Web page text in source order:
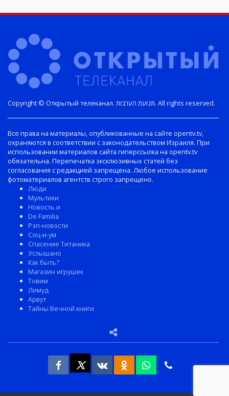
Copyright © Открытый телеканал. תנועת הערבות. All rights reserved.
Все права на материалы, опубликованные на сайте opentv.tv,
охраняются в соответствии с законодательством Израиля. При
использовании материалов сайта гиперссылка на opentv.tv
обязательна. Перепечатка эксклюзивных статей без
согласования с редакцией запрещена. Любое использование
фотоматериалов агентств строго запрещено.
Люди
Мультики
Новость и
De Familia
Рэп-новости
Соц-и-ум
Спасение Титаника
Услышано
Как быть?
Магазин игрушек
Товим
Лимуд
Арвут
Тайны Вечной книги